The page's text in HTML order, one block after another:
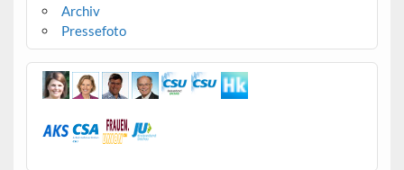
Archiv
Pressefoto